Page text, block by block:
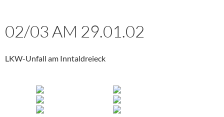
02/03 AM 29.01.02
LKW-Unfall am Inntaldreieck